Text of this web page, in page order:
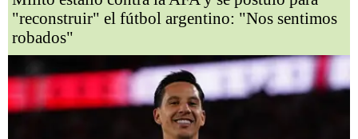
"reconstruir" el fútbol argentino: "Nos sentimos
robados"